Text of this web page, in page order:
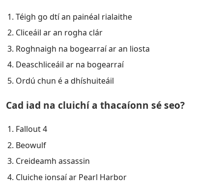
Téigh go dtí an painéal rialaithe
Cliceáil ar an rogha clár
Roghnaigh na bogearraí ar an liosta
Deaschliceáil ar na bogearraí
Ordú chun é a dhíshuiteáil
Cad iad na cluichí a thacaíonn sé seo?
Fallout 4
Beowulf
Creideamh assassin
Cluiche ionsaí ar Pearl Harbor